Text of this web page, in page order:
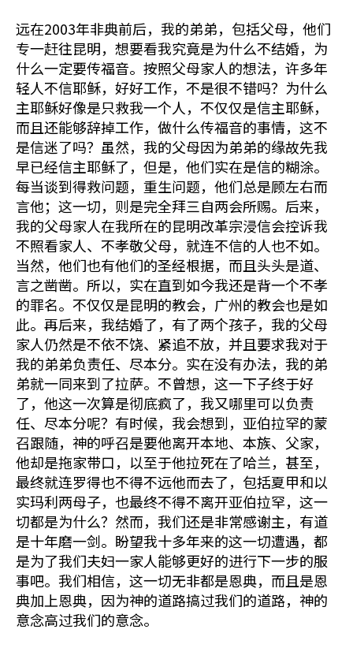
远在2003年非典前后，我的弟弟，包括父母，他们
专一赶往昆明，想要看我究竟是为什么不结婚，为
什么一定要传福音。按照父母家人的想法，许多年
轻人不信耶稣，好好工作，不是很不错吗？为什么
主耶稣好像是只救我一个人，不仅仅是信主耶稣，
而且还能够辞掉工作，做什么传福音的事情，这不
是信迷了吗？虽然，我的父母因为弟弟的缘故先我
早已经信主耶稣了，但是，他们实在是信的糊涂。
每当谈到得救问题，重生问题，他们总是顾左右而
言他；这一切，则是完全拜三自两会所赐。后来，
我的父母家人在我所在的昆明改革宗浸信会控诉我
不照看家人、不孝敬父母，就连不信的人也不如。
当然，他们也有他们的圣经根据，而且头头是道、
言之凿凿。所以，实在直到如今我还是背一个不孝
的罪名。不仅仅是昆明的教会，广州的教会也是如
此。再后来，我结婚了，有了两个孩子，我的父母
家人仍然是不依不饶、紧追不放，并且要求我对于
我的弟弟负责任、尽本分。实在没有办法，我的弟
弟就一同来到了拉萨。不曾想，这一下子终于好
了，他这一次算是彻底疯了，我又哪里可以负责
任、尽本分呢？有时候，我会想到，亚伯拉罕的蒙
召跟随，神的呼召是要他离开本地、本族、父家，
他却是拖家带口，以至于他拉死在了哈兰，甚至，
最终就连罗得也不得不远他而去了，包括夏甲和以
实玛利两母子，也最终不得不离开亚伯拉罕，这一
切都是为什么？然而，我们还是非常感谢主，有道
是十年磨一剑。盼望我十多年来的这一切遭遇，都
是为了我们夫妇一家人能够更好的进行下一步的服
事吧。我们相信，这一切无非都是恩典，而且是恩
典加上恩典，因为神的道路搞过我们的道路，神的
意念高过我们的意念。